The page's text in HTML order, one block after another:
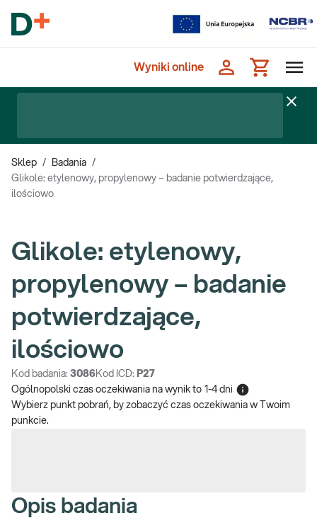
Wyniki online
Sklep / Badania /
Glikole: etylenowy, propylenowy – badanie potwierdzające,
ilościowo
Glikole: etylenowy,
propylenowy – badanie
potwierdzające,
ilościowo
Kod badania: 3086Kod ICD: P27
Ogólnopolski czas oczekiwania na wynik to 1-4 dni
Wybierz punkt pobrań, by zobaczyć czas oczekiwania w Twoim
punkcie.
Opis badania